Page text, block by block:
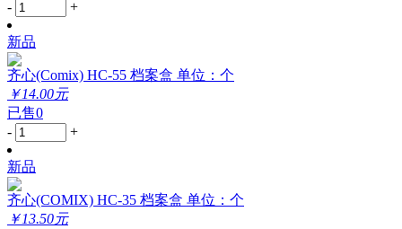
-
+
新品
齐心(Comix) HC-55 档案盒 单位：个
￥14.00元
已售0
-
+
新品
齐心(COMIX) HC-35 档案盒 单位：个
￥13.50元